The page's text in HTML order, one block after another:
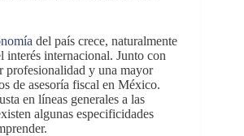
del país crece, naturalmente
interés internacional. Junto con
profesionalidad y una mayor
de asesoría fiscal en México.
en líneas generales a las
algunas especificidades